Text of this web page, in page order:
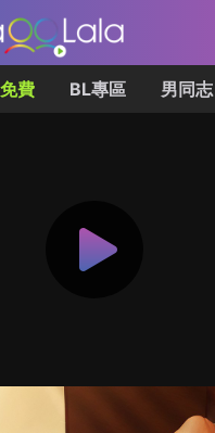
免費 BL專區 男同志